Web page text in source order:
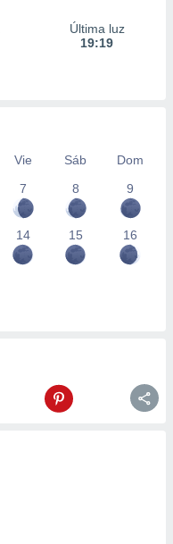
Última luz
19:19
Vie Sáb
Dom
7
8 9
14 15 16